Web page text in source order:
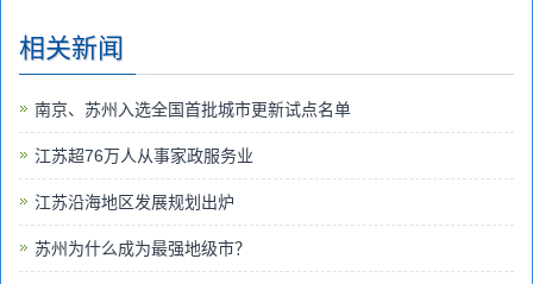
相关新闻
南京、苏州入选全国首批城市更新试点名单
江苏超76万人从事家政服务业
江苏沿海地区发展规划出炉
苏州为什么成为最强地级市？